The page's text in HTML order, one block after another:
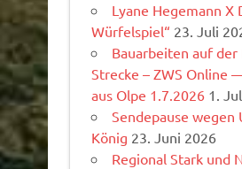
Lyane Hegemann X
Würfelspiel“ 23. Juli
Bauarbeiten auf der
Strecke – ZWS Online
aus Olpe 1.7.2026 1.
Sendepause wegen
König 23. Juni 2026
Regional Stark und